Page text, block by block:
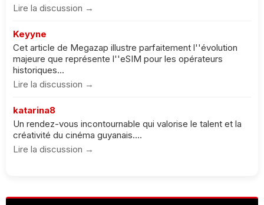
Lire la discussion →
Keyyne
Cet article de Megazap illustre parfaitement l''évolution
majeure que représente l''eSIM pour les opérateurs
historiques...
Lire la discussion →
katarina8
Un rendez-vous incontournable qui valorise le talent et la
créativité du cinéma guyanais....
Lire la discussion →